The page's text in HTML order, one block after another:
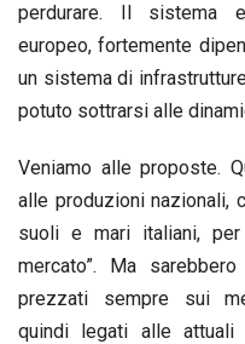
perdurare. Il sistema
europeo, fortemente
un sistema di
potuto sottrarsi alle
Veniamo alle proposte.
alle produzioni nazionali,
suoli e mari italiani,
mercato”. Ma
prezzati sempre sui
quindi legati alle